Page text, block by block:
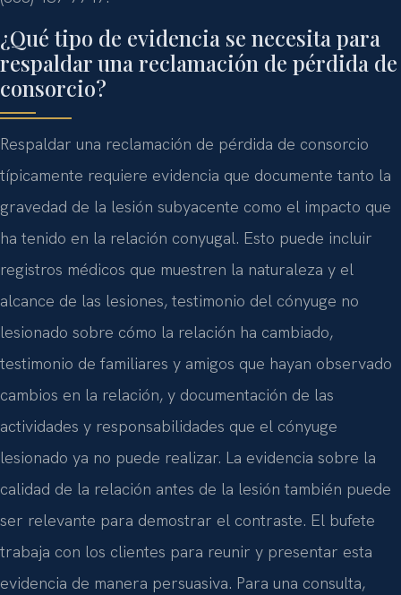
¿Qué tipo de evidencia se necesita para
respaldar una reclamación de pérdida de
consorcio?
Respaldar una reclamación de pérdida de consorcio
típicamente requiere evidencia que documente tanto la
gravedad de la lesión subyacente como el impacto que
ha tenido en la relación conyugal. Esto puede incluir
registros médicos que muestren la naturaleza y el
alcance de las lesiones, testimonio del cónyuge no
lesionado sobre cómo la relación ha cambiado,
testimonio de familiares y amigos que hayan observado
cambios en la relación, y documentación de las
actividades y responsabilidades que el cónyuge
lesionado ya no puede realizar. La evidencia sobre la
calidad de la relación antes de la lesión también puede
ser relevante para demostrar el contraste. El bufete
trabaja con los clientes para reunir y presentar esta
evidencia de manera persuasiva. Para una consulta,